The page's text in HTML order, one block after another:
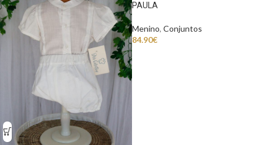
PAULA
Menino, Conjuntos
84.90€